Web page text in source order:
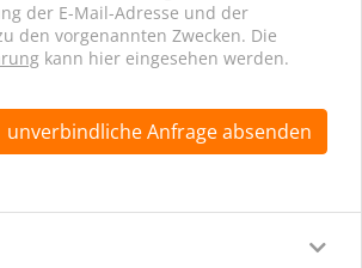
der E-Mail-Adresse und der
den vorgenannten Zwecken. Die
kann hier eingesehen werden.
unverbindliche Anfrage absenden